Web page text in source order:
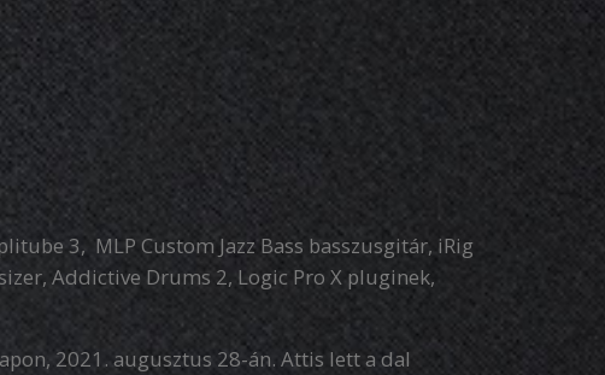
3, MLP Custom Jazz Bass basszusgitár, iRig
Addictive Drums 2, Logic Pro X pluginek,
2021. augusztus 28-án. Attis lett a dal